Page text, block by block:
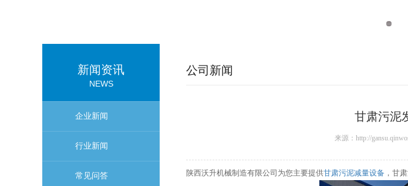
新闻资讯
NEWS
企业新闻
行业新闻
常见问答
公司新闻
甘肃污泥
来源：http://
陕西沃升机械制造有限公司为您主要提供甘肃污泥减量设备 ，甘